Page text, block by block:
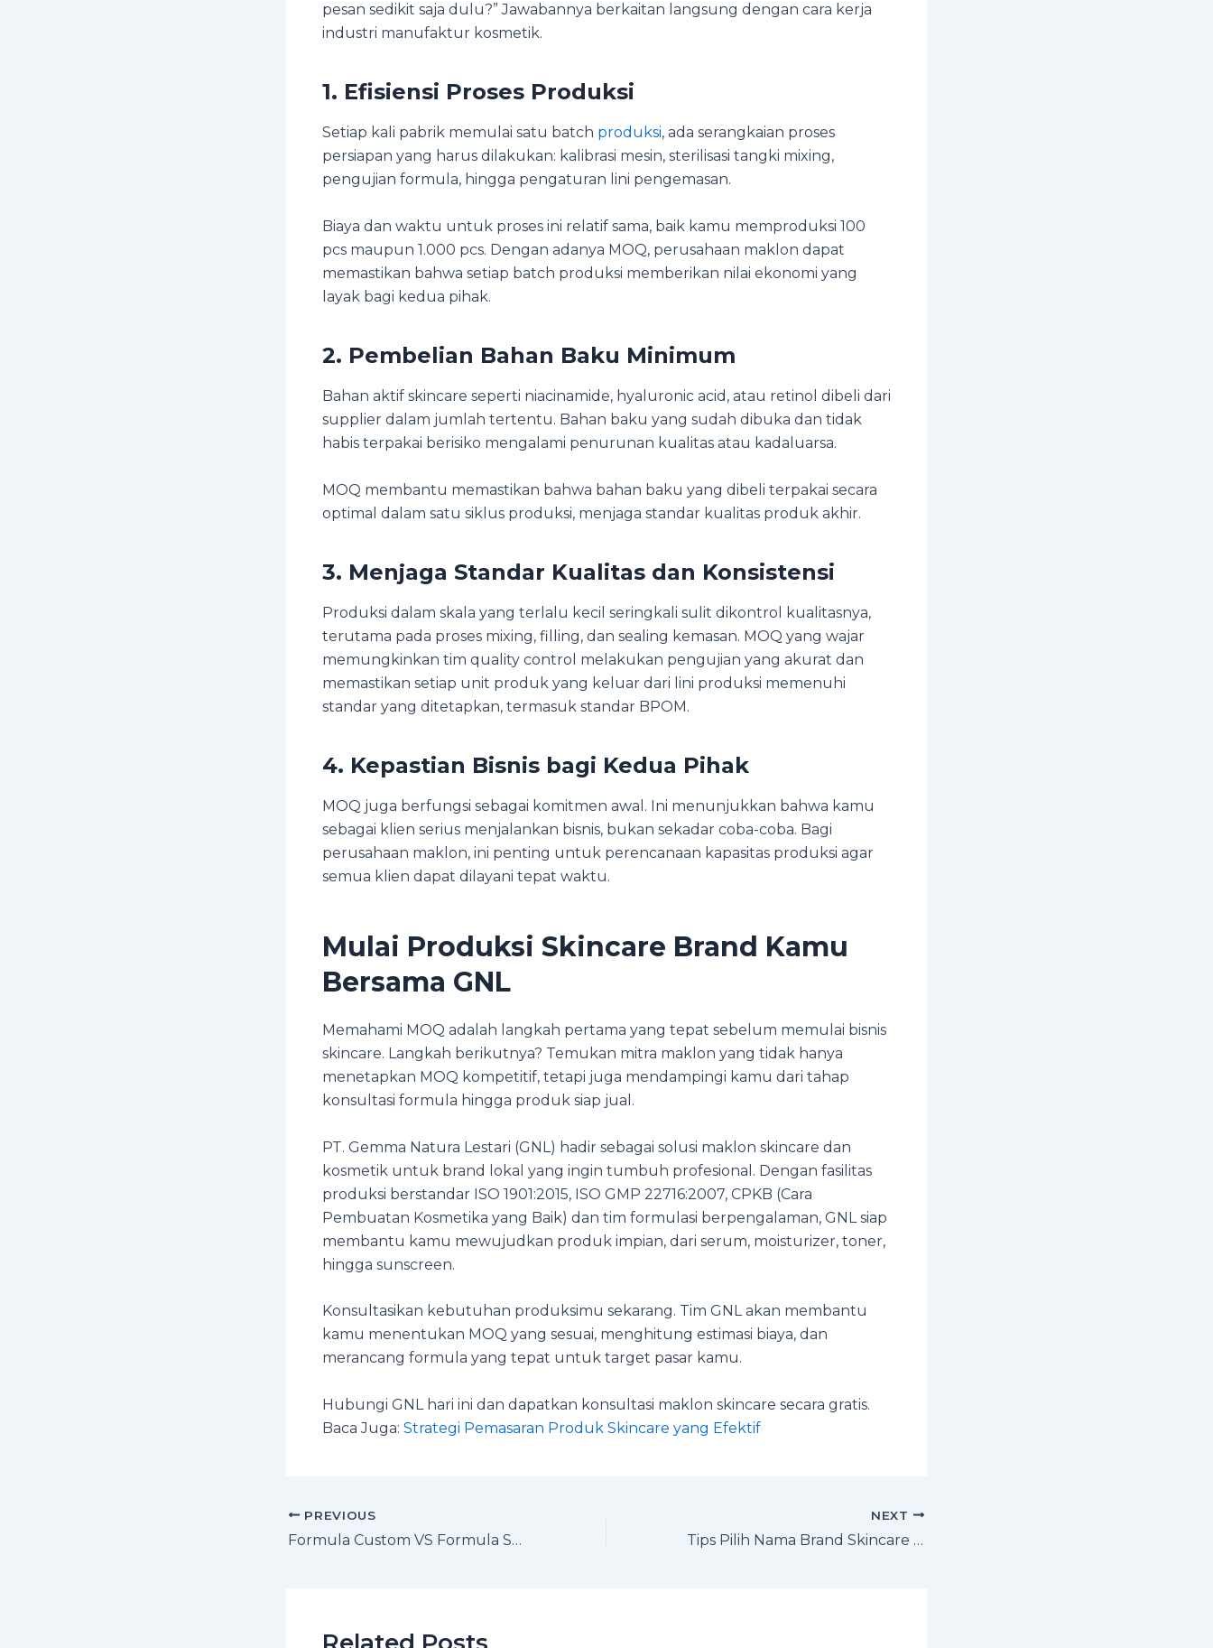
pesan sedikit saja dulu?” Jawabannya berkaitan langsung dengan cara kerja
industri manufaktur kosmetik.
1. Efisiensi Proses Produksi
Setiap kali pabrik memulai satu batch produksi, ada serangkaian proses
persiapan yang harus dilakukan: kalibrasi mesin, sterilisasi tangki mixing,
pengujian formula, hingga pengaturan lini pengemasan.
Biaya dan waktu untuk proses ini relatif sama, baik kamu memproduksi 100
pcs maupun 1.000 pcs. Dengan adanya MOQ, perusahaan maklon dapat
memastikan bahwa setiap batch produksi memberikan nilai ekonomi yang
layak bagi kedua pihak.
2. Pembelian Bahan Baku Minimum
Bahan aktif skincare seperti niacinamide, hyaluronic acid, atau retinol dibeli dari
supplier dalam jumlah tertentu. Bahan baku yang sudah dibuka dan tidak
habis terpakai berisiko mengalami penurunan kualitas atau kadaluarsa.
MOQ membantu memastikan bahwa bahan baku yang dibeli terpakai secara
optimal dalam satu siklus produksi, menjaga standar kualitas produk akhir.
3. Menjaga Standar Kualitas dan Konsistensi
Produksi dalam skala yang terlalu kecil seringkali sulit dikontrol kualitasnya,
terutama pada proses mixing, filling, dan sealing kemasan. MOQ yang wajar
memungkinkan tim quality control melakukan pengujian yang akurat dan
memastikan setiap unit produk yang keluar dari lini produksi memenuhi
standar yang ditetapkan, termasuk standar BPOM.
4. Kepastian Bisnis bagi Kedua Pihak
MOQ juga berfungsi sebagai komitmen awal. Ini menunjukkan bahwa kamu
sebagai klien serius menjalankan bisnis, bukan sekadar coba-coba. Bagi
perusahaan maklon, ini penting untuk perencanaan kapasitas produksi agar
semua klien dapat dilayani tepat waktu.
Mulai Produksi Skincare Brand Kamu
Bersama GNL
Memahami MOQ adalah langkah pertama yang tepat sebelum memulai bisnis
skincare. Langkah berikutnya? Temukan mitra maklon yang tidak hanya
menetapkan MOQ kompetitif, tetapi juga mendampingi kamu dari tahap
konsultasi formula hingga produk siap jual.
PT. Gemma Natura Lestari (GNL) hadir sebagai solusi maklon skincare dan
kosmetik untuk brand lokal yang ingin tumbuh profesional. Dengan fasilitas
produksi berstandar ISO 1901:2015, ISO GMP 22716:2007, CPKB (Cara
Pembuatan Kosmetika yang Baik) dan tim formulasi berpengalaman, GNL siap
membantu kamu mewujudkan produk impian, dari serum, moisturizer, toner,
hingga sunscreen.
Konsultasikan kebutuhan produksimu sekarang. Tim GNL akan membantu
kamu menentukan MOQ yang sesuai, menghitung estimasi biaya, dan
merancang formula yang tepat untuk target pasar kamu.
Hubungi GNL hari ini dan dapatkan konsultasi maklon skincare secara gratis.
Baca Juga: Strategi Pemasaran Produk Skincare yang Efektif
PREVIOUS
Formula Custom VS Formula Standar? Mana yang Cocok Untuk Brand Skincare Kamu?
NEXT
Tips Pilih Nama Brand Skincare yang Mudah Diingat untuk Produk Skincare?!